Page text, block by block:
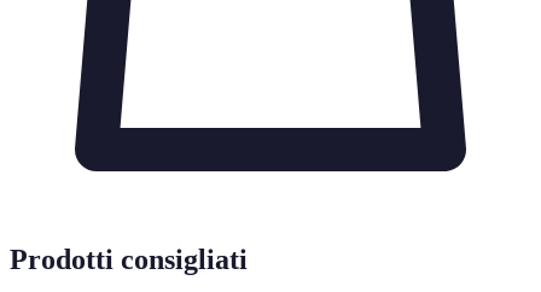
Prodotti consigliati